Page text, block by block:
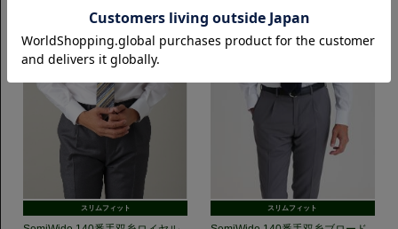
スリムフィット スリムフィット